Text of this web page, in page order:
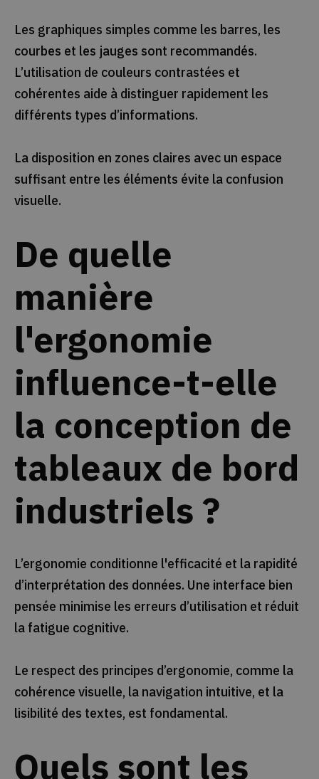
Les graphiques simples comme les barres, les
courbes et les jauges sont recommandés.
L’utilisation de couleurs contrastées et
cohérentes aide à distinguer rapidement les
différents types d’informations.
La disposition en zones claires avec un espace
suffisant entre les éléments évite la confusion
visuelle.
De quelle
manière
l'ergonomie
influence-t-elle
la conception de
tableaux de bord
industriels ?
L’ergonomie conditionne l'efficacité et la rapidité
d’interprétation des données. Une interface bien
pensée minimise les erreurs d’utilisation et réduit
la fatigue cognitive.
Le respect des principes d’ergonomie, comme la
cohérence visuelle, la navigation intuitive, et la
lisibilité des textes, est fondamental.
Quels sont les